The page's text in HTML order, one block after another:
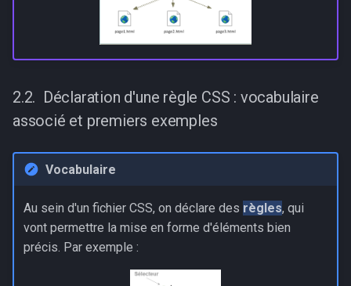
Déclaration d'une règle CSS : vocabulaire
associé et premiers exemples
Vocabulaire
Au sein d'un fichier CSS, on déclare des règles, qui
vont permettre la mise en forme d'éléments bien
précis. Par exemple :